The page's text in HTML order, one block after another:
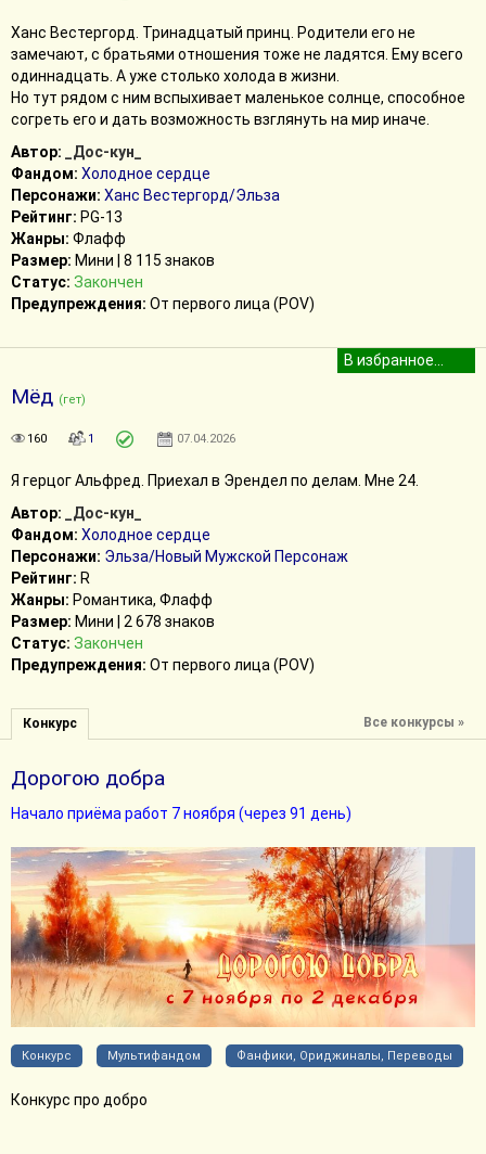
Ханс Вестергорд. Тринадцатый принц. Родители его не
замечают, с братьями отношения тоже не ладятся. Ему всего
одиннадцать. А уже столько холода в жизни.
Но тут рядом с ним вспыхивает маленькое солнце, способное
согреть его и дать возможность взглянуть на мир иначе.
Автор:
_Дос-кун_
Фандом: Холодное сердце
Персонажи: Ханс Вестергорд/Эльза
Рейтинг: PG-13
Жанры: Флафф
Размер: Мини | 8 115 знаков
Статус: Закончен
Предупреждения: От первого лица (POV)
Мёд (гет)
160 1 07.04.2026
Я герцог Альфред. Приехал в Эрендел по делам. Мне 24.
Автор:
_Дос-кун_
Фандом: Холодное сердце
Персонажи: Эльза/Новый Мужской Персонаж
Рейтинг: R
Жанры: Романтика, Флафф
Размер: Мини | 2 678 знаков
Статус: Закончен
Предупреждения: От первого лица (POV)
Конкурс Все конкурсы »
Дорогою добра
Начало приёма работ 7 ноября (через 91 день)
Конкурс Мультифандом Фанфики, Ориджиналы, Переводы
Конкурс про добро